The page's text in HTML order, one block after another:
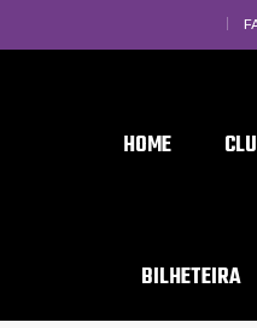
HOME
BILHETEIRA